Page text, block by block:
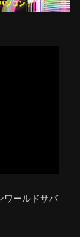
ワールドサバ